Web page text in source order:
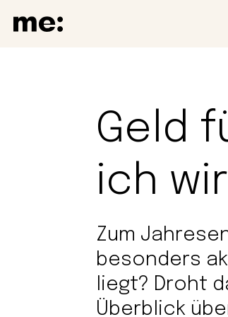
Geld
ich
Zum
besonders
liegt? Droht
Überblick